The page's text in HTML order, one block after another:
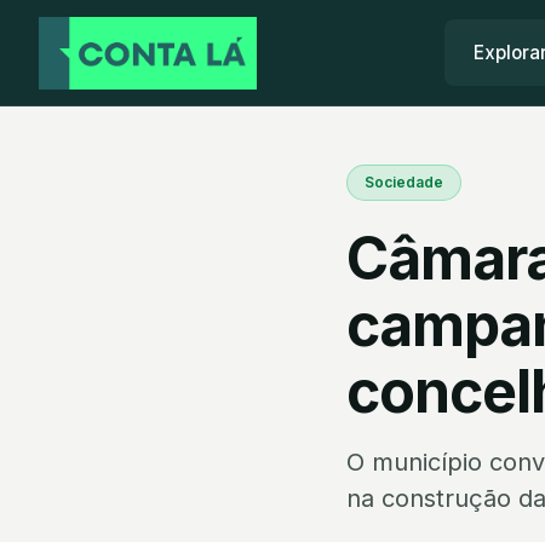
Sociedade
O município
na construção